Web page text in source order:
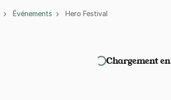
Événements Hero Festival
Chargement